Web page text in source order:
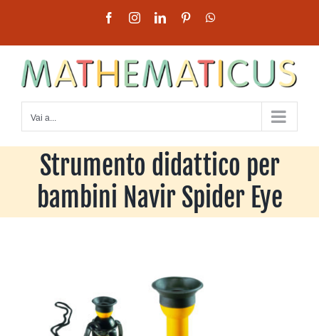
contenuto
FacebookInstagramLinkedInPinterest
Vai a...
Strumento didattico per
bambini Navir Spider Eye